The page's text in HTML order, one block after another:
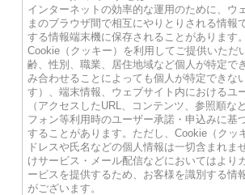
インターネットの効率的な運用のために、ウ
まのブラウザ間で相互にやりとりされる情報
する情報端末機に保存されることがあります。
Cookie（クッキー）を利用してご提供いただ
齢、性別、職業、居住地域など個人が特定で
み合わせることによっても個人が特定できな
す）、端末情報、ウェブサイト内におけるユ
（アクセスしたURL、コンテンツ、参照順な
フォン等利用時のユーザー承諾・申込みに基
することがあります。ただし、Cookie（クッ
ドレスや氏名などの個人情報は一切含まれま
けサービス・メール配信などにおいてはより
ービスを提供するため、お客様を識別する情
がございます。